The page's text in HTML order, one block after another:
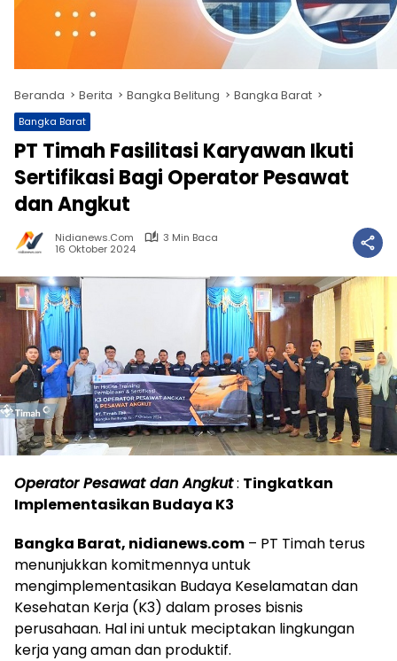
Beranda Berita Bangka Belitung Bangka Barat
Bangka Barat
PT Timah Fasilitasi Karyawan Ikuti
Sertifikasi Bagi Operator Pesawat
dan Angkut
Nidianews.com
3 Min Baca
16 Oktober 2024
Operator Pesawat dan Angkut: Tingkatkan
Implementasikan Budaya K3
Bangka Barat, nidianews.com – PT Timah terus
menunjukkan komitmennya untuk
mengimplementasikan Budaya Keselamatan dan
Kesehatan Kerja (K3) dalam proses bisnis
perusahaan. Hal ini untuk meciptakan lingkungan
kerja yang aman dan produktif.